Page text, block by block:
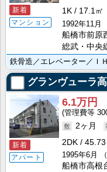
新着
マンション
1K
17.1㎡
1992年11月
船橋市前原
総武・中央
グランヴューラ
新着
アパート
6.1万円
2ヶ月
2DK
45.73
1995年6月
船橋市高根